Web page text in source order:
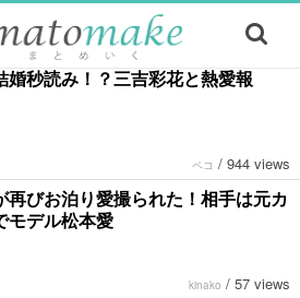
婚秒読み！？三吉彩花と熱愛報
ペコ / 944 views
再びお泊り愛撮られた！相手は元カ
モデル松本愛
kinako / 57 views